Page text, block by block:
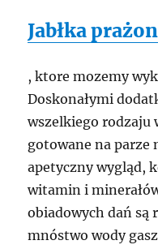
Jabłka
, ktore mozemy
Doskonałymi
wszelkiego rodzaju
gotowane na parze
apetyczny wygląd,
witamin i
obiadowych dań są
mnóstwo wody